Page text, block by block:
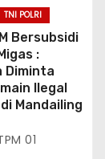
TNI POLRI
Bersubsidi
:
Diminta
Ilegal
Mandailing
01